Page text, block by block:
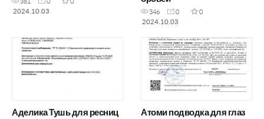
2024.10.03
346 0
0
2024.10.03
Аделика Тушь для ресниц Атоми подводка для глаз